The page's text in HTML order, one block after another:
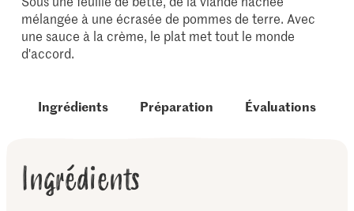
mélangée à une écrasée de pommes de terre. Avec
une sauce à la crème, le plat met tout le monde
d'accord.
Ingrédients Préparation Évaluations
Ingrédients